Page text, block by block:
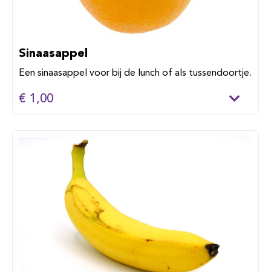
Sinaasappel
Een sinaasappel voor bij de lunch of als tussendoortje.
€ 1,00